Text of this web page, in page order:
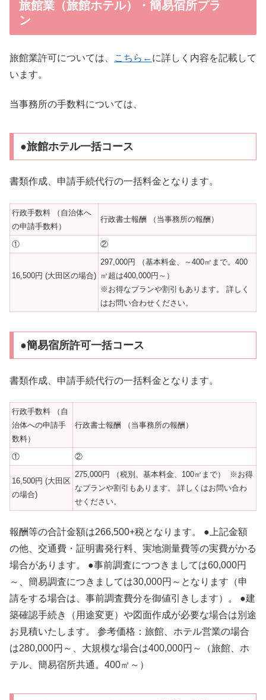
旅館業（旅館ホテル）・簡易宿所プラ
ン
旅館業許可については、 こちら← に詳しく内容を記載して
います。
当事務所の手数料については、
●旅館ホテル一括コース
書類作成、申請手続代行の一括料金となります。
行政手数料 （自治体へ
の申請手数料）
行政書士報酬 （当事務所の報酬）
① ②
16,500円 (大田区の場合)
297,000円 （基本料金、～400㎡まで。400
㎡超は400,000円～）
※お得なプランや割引もあります。 詳しく
はお問い合わせください。
●簡易宿所許可一括コース
書類作成、申請手続代行の一括料金となります。
行政手数料 （自
治体への申請手
数料）
行政書士報酬 （当事務所の報酬）
① ②
16,500円 (大田区
の場合)
275,000円 （税別、基本料金、100㎡まで） ※お得
なプランや割引もあります。 詳しくはお問い合わ
せください。
報酬等の合計金額は266,500+税となります。 ●上記金額
の他、交通費・証明書発行料、実地測量費等の実費がかる
場合があります。 ●事前調査につつきましては60,000円
～、簡易調査につきましては30,000円～となります（申
請をする場合は、事前調査費分を御値引きします）。 ●建
築確認手続き（用途変更）や図面作成が必要な場合は別途
お見積いたします。 参考価格：旅館、ホテル営業の場合
は280,000円～、大規模な場合は400,000円～（旅館、ホ
テル、簡易宿所共通。400㎡～）